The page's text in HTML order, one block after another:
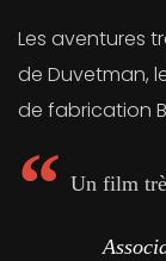
Les aventures
de Duvetman,
de fabrication
Un film